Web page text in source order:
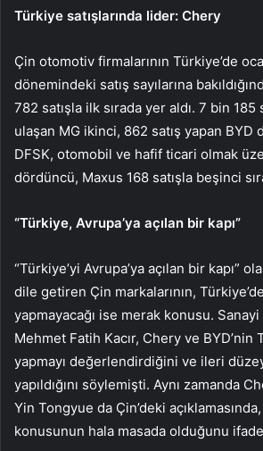
Türkiye satışlarında lider: Chery
Çin otomotiv firmalarının Türkiye’de
dönemindeki satış sayılarına
782 satışla ilk sırada yer aldı. 7 bin 185
ulaşan MG ikinci, 862 satış yapan BYD
DFSK, otomobil ve hafif ticari olmak
dördüncü, Maxus 168 satışla beşinci
“Türkiye, Avrupa’ya açılan bir kapı”
“Türkiye’yi Avrupa’ya açılan bir kapı”
dile getiren Çin markalarının,
yapmayacağı ise merak konusu.
Mehmet Fatih Kacır, Chery ve BYD’nin
yapmayı değerlendirdiğini ve ileri
yapıldığını söylemişti. Aynı zamanda
Yin Tongyue da Çin’deki
konusunun hala masada olduğunu